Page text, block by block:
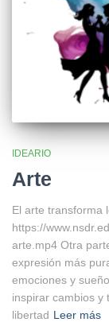
IDEARIO
Arte
El arte transforma
https://
arte.mp4 Otra
expresión más
emociones y
inspirar cambios y
libertad Leer más